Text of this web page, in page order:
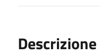
Descrizione